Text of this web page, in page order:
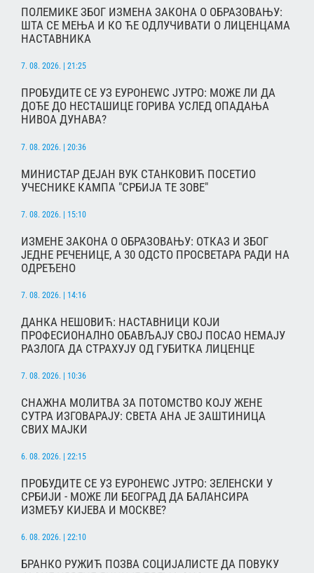
ПОЛЕМИКЕ ЗБОГ ИЗМЕНА ЗАКОНА О ОБРАЗОВАЊУ:
ШТА СЕ МЕЊА И КО ЋЕ ОДЛУЧИВАТИ О ЛИЦЕНЦАМА
НАСТАВНИКА
7. 08. 2026. | 21:25
ПРОБУДИТЕ СЕ УЗ ЕУРОНЕWС ЈУТРО: МОЖЕ ЛИ ДА
ДОЂЕ ДО НЕСТАШИЦЕ ГОРИВА УСЛЕД ОПАДАЊА
НИВОА ДУНАВА?
7. 08. 2026. | 20:36
МИНИСТАР ДЕЈАН ВУК СТАНКОВИЋ ПОСЕТИО
УЧЕСНИКЕ КАМПА "СРБИЈА ТЕ ЗОВЕ"
7. 08. 2026. | 15:10
ИЗМЕНЕ ЗАКОНА О ОБРАЗОВАЊУ: ОТКАЗ И ЗБОГ
ЈЕДНЕ РЕЧЕНИЦЕ, А 30 ОДСТО ПРОСВЕТАРА РАДИ НА
ОДРЕЂЕНО
7. 08. 2026. | 14:16
ДАНКА НЕШОВИЋ: НАСТАВНИЦИ КОЈИ
ПРОФЕСИОНАЛНО ОБАВЉАЈУ СВОЈ ПОСАО НЕМАЈУ
РАЗЛОГА ДА СТРАХУЈУ ОД ГУБИТКА ЛИЦЕНЦЕ
7. 08. 2026. | 10:36
СНАЖНА МОЛИТВА ЗА ПОТОМСТВО КОЈУ ЖЕНЕ
СУТРА ИЗГОВАРАЈУ: СВЕТА АНА ЈЕ ЗАШТИНИЦА
СВИХ МАЈКИ
6. 08. 2026. | 22:15
ПРОБУДИТЕ СЕ УЗ ЕУРОНЕWС ЈУТРО: ЗЕЛЕНСКИ У
СРБИЈИ - МОЖЕ ЛИ БЕОГРАД ДА БАЛАНСИРА
ИЗМЕЂУ КИЈЕВА И МОСКВЕ?
6. 08. 2026. | 22:10
БРАНКО РУЖИЋ ПОЗВА СОЦИЈАЛИСТЕ ДА ПОВУКУ